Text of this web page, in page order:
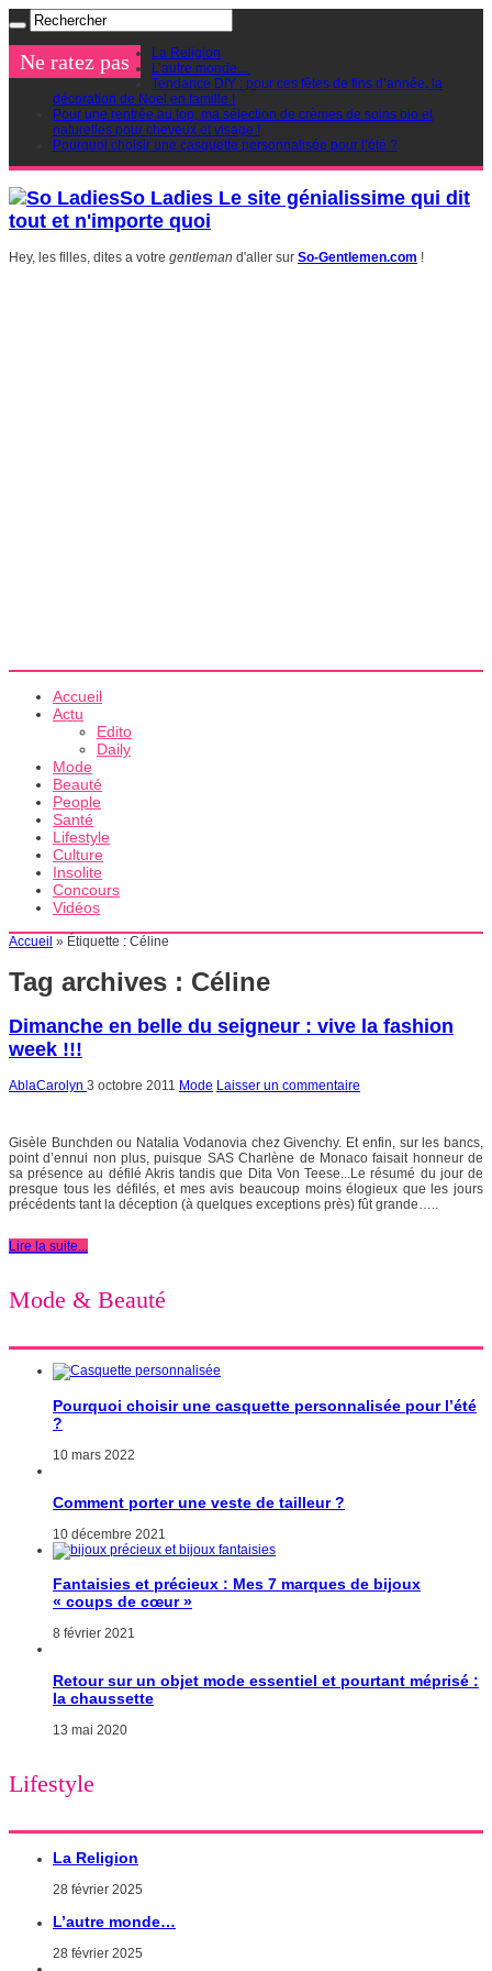
Ne ratez pas
La Religion
L’autre monde…
Tendance DIY : pour ces fêtes de fins d’année, la
décoration de Noel en famille !
Pour une rentrée au top, ma sélection de crèmes de soins bio et
naturelles pour cheveux et visage !
Pourquoi choisir une casquette personnalisée pour l’été ?
So Ladies Le site génialissime qui dit
tout et n'importe quoi
Hey, les filles, dites a votre gentleman d'aller sur So-Gentlemen.com !
Accueil
Actu
Edito
Daily
Mode
Beauté
People
Santé
Lifestyle
Culture
Insolite
Concours
Vidéos
Accueil » Étiquette : Céline
Tag archives : Céline
Dimanche en belle du seigneur : vive la fashion
week !!!
AblaCarolyn 3 octobre 2011 Mode Laisser un commentaire
Gisèle Bunchden ou Natalia Vodanovia chez Givenchy. Et enfin, sur les bancs,
point d’ennui non plus, puisque SAS Charlène de Monaco faisait honneur de
sa présence au défilé Akris tandis que Dita Von Teese...Le résumé du jour de
presque tous les défilés, et mes avis beaucoup moins élogieux que les jours
précédents tant la déception (à quelques exceptions près) fût grande…..
Lire la suite...
Mode & Beauté
Pourquoi choisir une casquette personnalisée pour l’été
?
10 mars 2022
Comment porter une veste de tailleur ?
10 décembre 2021
Fantaisies et précieux : Mes 7 marques de bijoux
« coups de cœur »
8 février 2021
Retour sur un objet mode essentiel et pourtant méprisé :
la chaussette
13 mai 2020
Lifestyle
La Religion
28 février 2025
L’autre monde…
28 février 2025